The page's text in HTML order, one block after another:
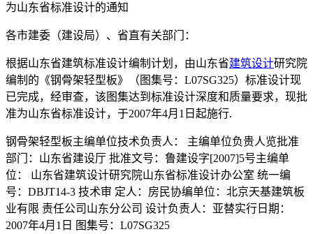
为山东省标准设计的通知
各市建委（建设局）、省直有关部门：
根据山东省建筑标准设计编制计划，由山东省建筑设计研究院
编制的《钢骨架轻型板》（图集号：L07SG325）标准设计现
已完成，经审查，该图集达到标准设计深度和质量要求，现批
准为山东省标准设计，于2007年4月1日起施行.
钢骨架轻型板主编单位技术负责人： 主编单位负贵人览批准
部门：山东省建设厅 批准文号：鲁建设字[2007]5号主编单
位： 山东省建筑设计研究院山东省标准设计办公室 统一编
号：DBJT14-3 技术审 定人：房民协编单位：北京天基建筑板
业有限 责任公司山东分公司 设计负责人：亚替实行日期：
2007年4月1日 图集号：L07SG325